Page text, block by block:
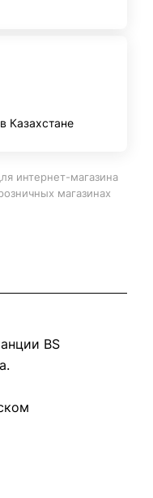
Казахстане
интернет-магазина
магазинах
BS